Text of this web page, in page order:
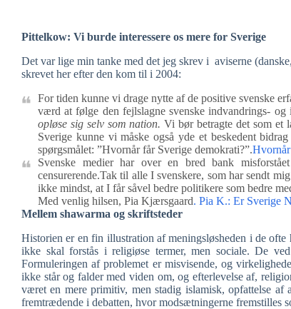
Pittelkow: Vi burde interessere os mere for Sverige
Det var lige min tanke med det jeg skrev i aviserne
skrevet her efter den kom til i 2004:
For tiden kunne vi drage nytte af de positive svenske
værd at følge den fejlslagne svenske indvandrings- og
opløse sig selv som nation. Vi bør betragte det som et
Sverige kunne vi måske også yde et beskedent
spørgsmålet: ”Hvornår får Sverige demokrati?”.
Svenske medier har over en bred bank
censurerende.Tak til alle I svenskere, som har sendt
ikke mindst, at I får såvel bedre politikere som bedre
Med venlig hilsen, Pia Kjærsgaard. Pia K.: Er Sverige
Mellem shawarma og skriftsteder
Historien er en fin illustration af meningsløsheden i de ofte
ikke skal forstås i religiøse termer, men sociale. De
Formuleringen af problemet er misvisende, og
ikke står og falder med viden om, og efterlevelse af,
været en mere primitiv, men stadig islamisk, opfattelse
fremtrædende i debatten, hvor modsætningerne fremstilles